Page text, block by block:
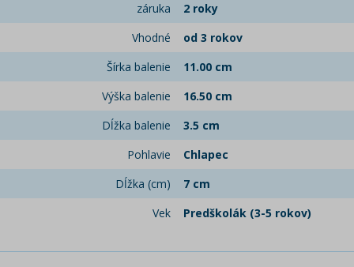
záruka
2 roky
Vhodné
od 3 rokov
Šírka balenie
11.00 cm
Výška balenie
16.50 cm
Dĺžka balenie
3.5 cm
Pohlavie
Chlapec
Dĺžka (cm)
7 cm
Vek
Predškolák (3-5 rokov)